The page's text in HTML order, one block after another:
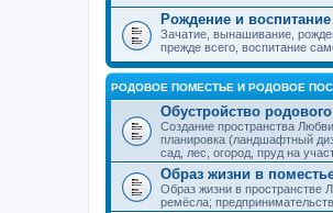
Рождение и
Зачатие, вынашивание,
прежде всего, воспитание
РОДОВОЕ ПОМЕСТЬЕ И РОДОВОЕ
Обустройство
Создание пространства
планировка (ландшафтный
сад, лес, огород, пруд на
Образ жизни в
Образ жизни в пространстве
ремёсла;